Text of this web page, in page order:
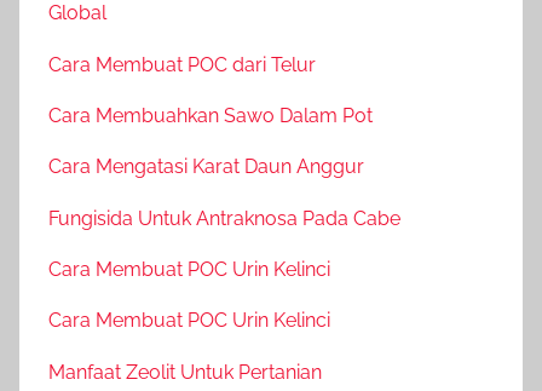
Global
Cara Membuat POC dari Telur
Cara Membuahkan Sawo Dalam Pot
Cara Mengatasi Karat Daun Anggur
Fungisida Untuk Antraknosa Pada Cabe
Cara Membuat POC Urin Kelinci
Cara Membuat POC Urin Kelinci
Manfaat Zeolit Untuk Pertanian